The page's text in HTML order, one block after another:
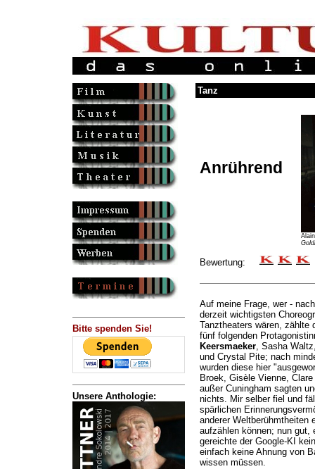
Bitte spenden Sie!
Unsere Anthologie:
Tanz
Anrührend
Bewertung:
Auf meine Frage, wer -
derzeit wichtigsten
Tanztheaters wären, zählte
fünf folgenden
Keersmaeker, Sasha
und Crystal Pite; nach
wurden diese hier
Broek, Gisèle Vienne,
außer Cuningham sagten
nichts. Mir selber fiel und
spärlichen
anderer Weltberühmtheiten
aufzählen können; nun gut,
gereichte der Google-KI
einfach keine Ahnung von
wissen müssen.